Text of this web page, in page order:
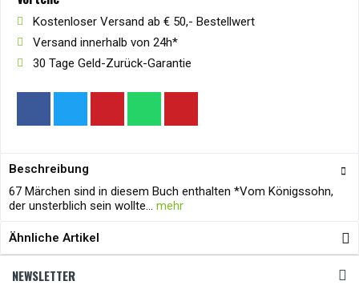
Kostenloser Versand ab € 50,- Bestellwert
Versand innerhalb von 24h*
30 Tage Geld-Zurück-Garantie
Beschreibung
67 Märchen sind in diesem Buch enthalten *Vom Königssohn,
der unsterblich sein wollte... mehr
Ähnliche Artikel
NEWSLETTER